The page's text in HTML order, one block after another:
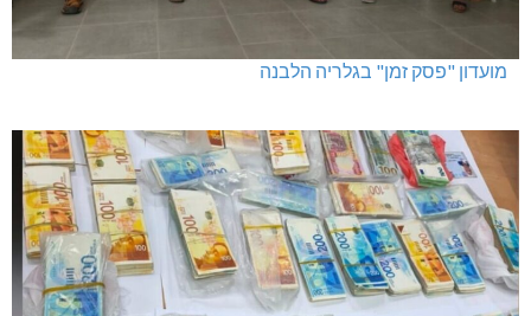
מועדון "פסק זמן" בגלריה הלבנה